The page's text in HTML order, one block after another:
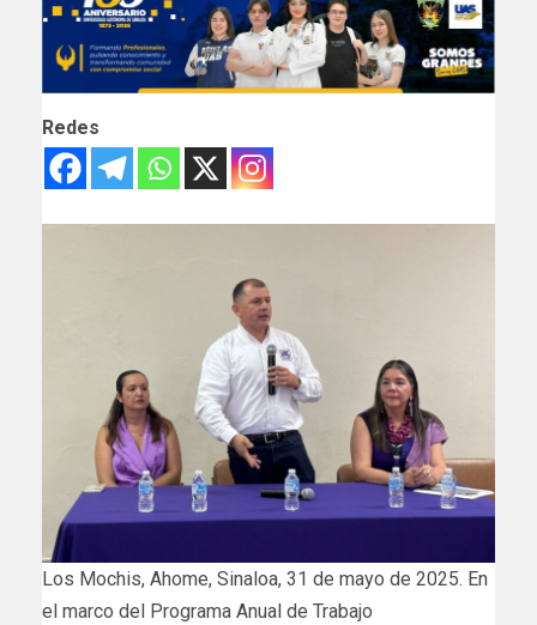
Redes
Los Mochis, Ahome, Sinaloa, 31 de mayo de 2025. En
el marco del Programa Anual de Trabajo